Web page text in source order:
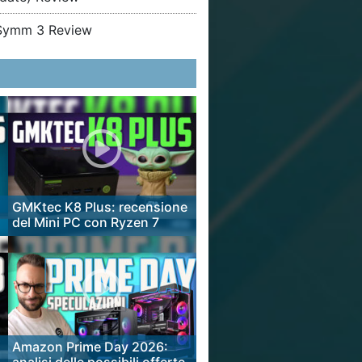
3 Review
GMKtec K8 Plus: recensione
del Mini PC con Ryzen 7
8845HS, Radeon 780M e
OCuLink
Amazon Prime Day 2026: